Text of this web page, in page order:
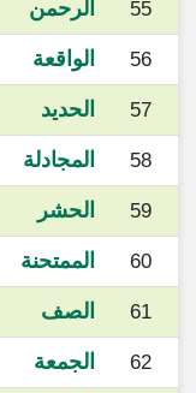
55 الرحمن
56 الواقعة
57 الحديد
58 المجادلة
59 الحشر
60 الممتحنة
61 الصف
62 الجمعة